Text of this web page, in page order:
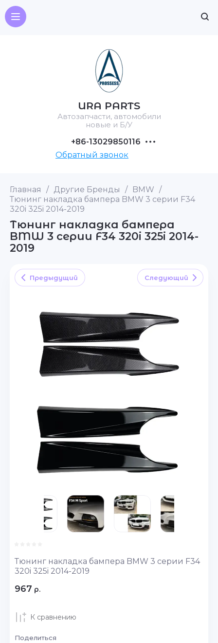
URA PARTS
Автозапчасти, автомобили
новые и Б/У
+86-13029850116
Обратный звонок
Главная / Другие Бренды / BMW /
Тюнинг накладка бампера BMW 3 серии F34
320i 325i 2014-2019
Тюнинг накладка бампера
BMW 3 серии F34 320i 325i 2014-
2019
Предыдущий Следующий
Тюнинг накладка бампера BMW 3 серии F34
320i 325i 2014-2019
967 р.
К сравнению
Поделиться